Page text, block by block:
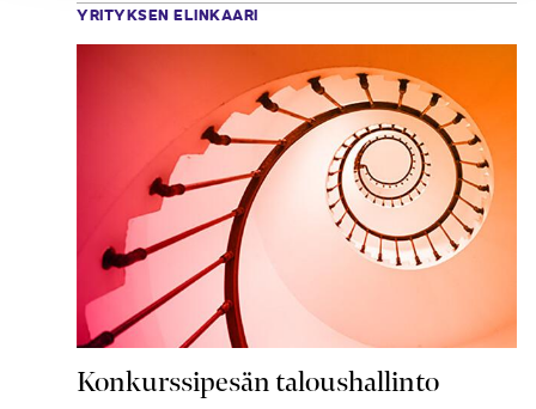
YRITYKSEN ELINKAARI
Konkurssipesän taloushallinto